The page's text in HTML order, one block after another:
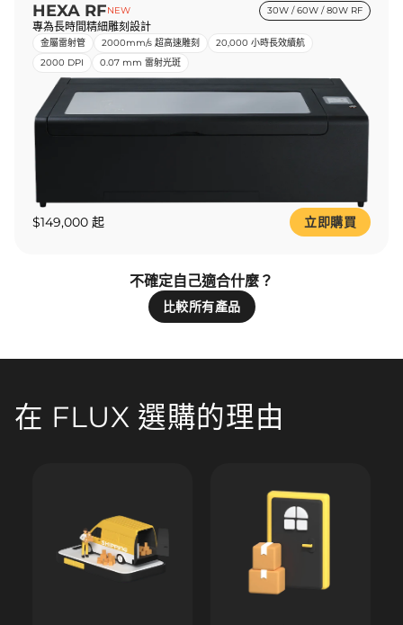
HEXA RFNEW 30W / 60W / 80W RF
專為長時間精細雕刻設計
金屬雷射管 2000mm/s 超高速雕刻
20,000 小時長效續航
2000 DPI
0.07 mm 雷射光斑
$149,000 起 立即購買
不確定自己適合什麼？
比較所有產品
在 FLUX 選購的理由